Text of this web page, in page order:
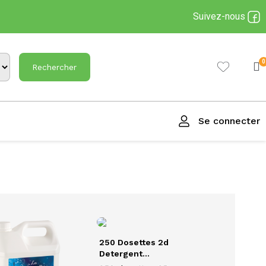
Suivez-nous
Rechercher
Se connecter
250 Dosettes 2d
Detergent...